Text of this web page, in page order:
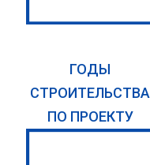
ГОДЫ
СТРОИТЕЛЬСТВА
ПО ПРОЕКТУ